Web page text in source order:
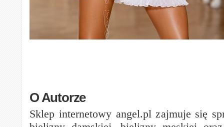
O Autorze
Sklep internetowy angel.pl zajmuje się